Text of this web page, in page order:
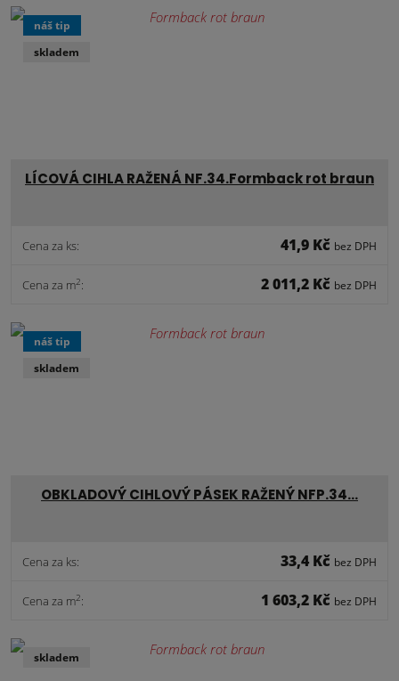
LÍCOVÁ CIHLA RAŽENÁ NF.34.Formback rot braun
Cena za ks: 41,9 Kč bez DPH
Cena za m2: 2 011,2 Kč bez DPH
náš tip
skladem
OBKLADOVÝ CIHLOVÝ PÁSEK RAŽENÝ NFP.34…
Cena za ks: 33,4 Kč bez DPH
Cena za m2: 1 603,2 Kč bez DPH
náš tip
skladem
skladem